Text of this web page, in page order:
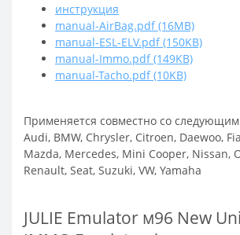
инструкция
manual-AirBag.pdf (16MB)
manual-ESL-ELV.pdf (150KB)
manual-Immo.pdf (149KB)
manual-Tacho.pdf (10KB)
Применяется совместно со
Audi, BMW, Chrysler, Citroen, Daewoo,
Mazda, Mercedes, Mini Cooper, Nissan,
Renault, Seat, Suzuki, VW, Yamaha
JULIE Emulator м96 New